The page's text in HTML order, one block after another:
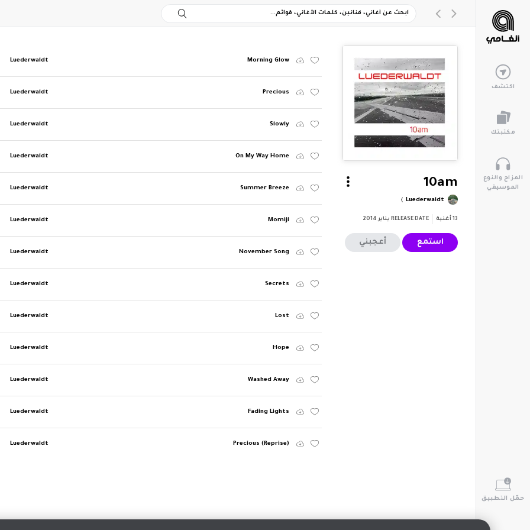
اكتشف
مكتبتك
المزاج والنوع
الموسيقي
حمّل التطبيق
10am
Luederwaldt
13 أغنية RELEASE DATE يناير 2014
استمع أعجبني
Morning Glow
Luederwaldt
Precious
Luederwaldt
Slowly
Luederwaldt
On My Way Home
Luederwaldt
Summer Breeze
Luederwaldt
Momiji
Luederwaldt
November Song
Luederwaldt
Secrets
Luederwaldt
Lost
Luederwaldt
Hope
Luederwaldt
Washed Away
Luederwaldt
Fading Lights
Luederwaldt
Precious (Reprise)
Luederwaldt